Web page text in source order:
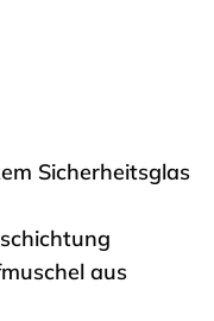
Sicherheitsglas
aus